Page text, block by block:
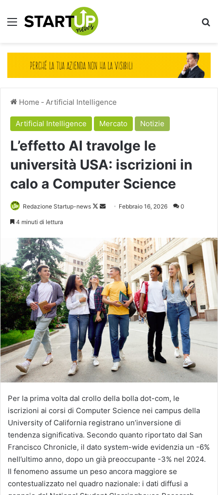
Menu
Home - Artificial Intelligence
Artificial Intelligence Mercato Notizie
L’effetto AI travolge le
università USA: iscrizioni in
calo a Computer Science
Redazione Startup-news
Follow
Invia Febbraio 16, 2026 0
4 minuti di lettura
Per la prima volta dal crollo della bolla dot-com, le
iscrizioni ai corsi di Computer Science nei campus della
University of California registrano un’inversione di
tendenza significativa. Secondo quanto riportato dal San
Francisco Chronicle, il dato system-wide evidenzia un -6%
nell’ultimo anno, dopo un già preoccupante -3% nel 2024.
Il fenomeno assume un peso ancora maggiore se
contestualizzato nel quadro nazionale: i dati diffusi a